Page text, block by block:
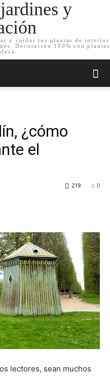
y
y cuidar tus plantas de interior
Decoración 100% con plantas
¿cómo
el
0
219
lectores, sean muchos